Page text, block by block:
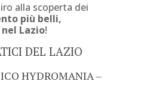
alla scoperta dei
più belli,
Lazio!
DEL LAZIO
HYDROMANIA –